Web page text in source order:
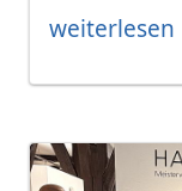
weiterlesen